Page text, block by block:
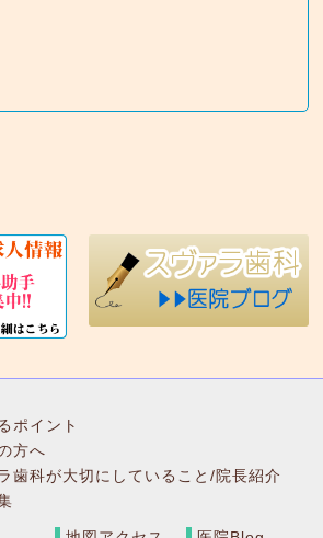
ポイント
方へ
歯科が大切にしていること/院長紹介